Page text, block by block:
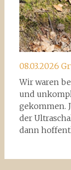
08.03.2026
Wir waren
und
gekommen.
der
dann